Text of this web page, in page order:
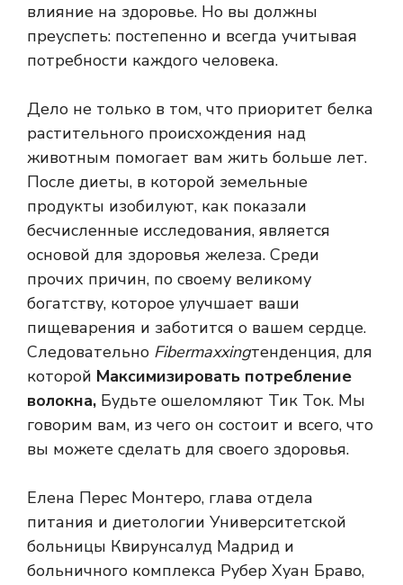
влияние на здоровье. Но вы должны
преуспеть: постепенно и всегда учитывая
потребности каждого человека.
Дело не только в том, что приоритет белка
растительного происхождения над
животным помогает вам жить больше лет.
После диеты, в которой земельные
продукты изобилуют, как показали
бесчисленные исследования, является
основой для здоровья железа. Среди
прочих причин, по своему великому
богатству, которое улучшает ваши
пищеварения и заботится о вашем сердце.
Следовательно Fibermaxxingтенденция, для
которой Максимизировать потребление
волокна, Будьте ошеломляют Тик Ток. Мы
говорим вам, из чего он состоит и всего, что
вы можете сделать для своего здоровья.
Елена Перес Монтеро, глава отдела
питания и диетологии Университетской
больницы Квирунсалуд Мадрид и
больничного комплекса Рубер Хуан Браво,